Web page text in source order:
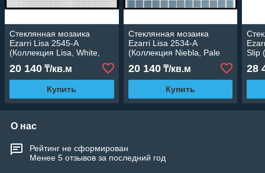
Стеклянная мозаика
Ezarri Lisa 2545-А
(Коллекция Lisa, White,
20 140 ₸/кв.м
Купить
Стеклянная мозаика
Ezarri Lisa 2534-А
(Коллекция Niebla, Pale
Teal, голубая)
20 140₸/кв.м
Купить
Slip
28
О нас
Рейтинг не сформирован
Менее 5 отзывов за последний год